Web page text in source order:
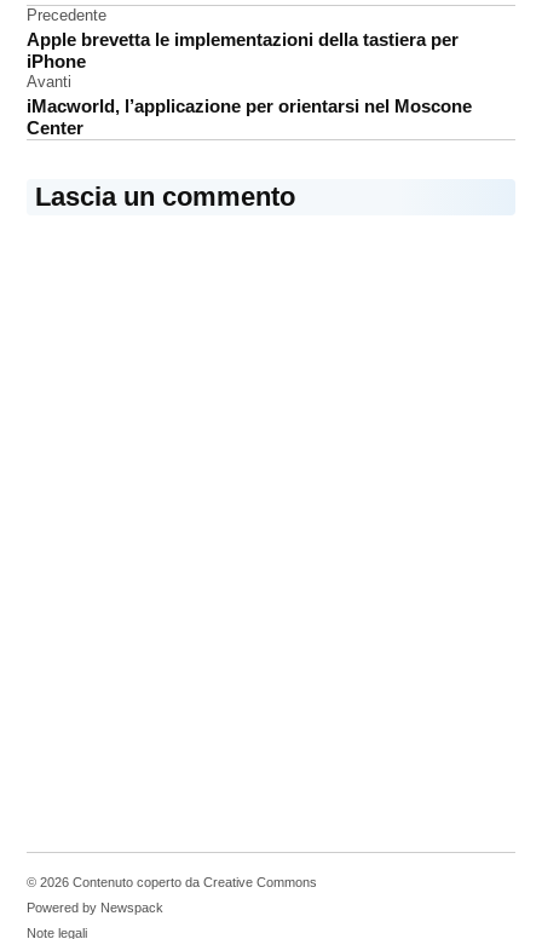
iPod
iTunes
Store
Navigazione
articoli
Precedente
Apple brevetta le implementazioni della tastiera per
iPhone
Avanti
iMacworld, l’applicazione per orientarsi nel Moscone
Center
Lascia un commento
© 2026 Contenuto coperto da Creative Commons
Powered by Newspack
Note legali